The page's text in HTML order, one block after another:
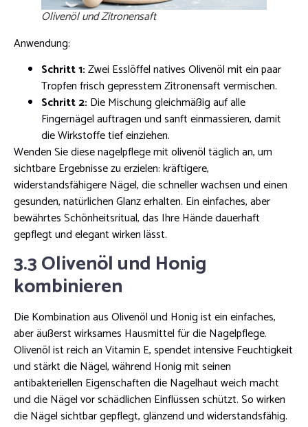
Olivenöl und Zitronensaft
Anwendung:
Schritt 1:Zwei Esslöffel natives Olivenöl mit ein paar
Tropfen frisch gepresstem Zitronensaft vermischen.
Schritt 2: Die Mischung gleichmäßig auf alle
Fingernägel auftragen und sanft einmassieren, damit
die Wirkstoffe tief einziehen.
Wenden Sie diese nagelpflege mit olivenöl täglich an, um
sichtbare Ergebnisse zu erzielen: kräftigere,
widerstandsfähigere Nägel, die schneller wachsen und einen
gesunden, natürlichen Glanz erhalten. Ein einfaches, aber
bewährtes Schönheitsritual, das Ihre Hände dauerhaft
gepflegt und elegant wirken lässt.
3.3 Olivenöl und Honig
kombinieren
Die Kombination aus Olivenöl und Honig ist ein einfaches,
aber äußerst wirksames Hausmittel für die Nagelpflege.
Olivenöl ist reich an Vitamin E, spendet intensive Feuchtigkeit
und stärkt die Nägel, während Honig mit seinen
antibakteriellen Eigenschaften die Nagelhaut weich macht
und die Nägel vor schädlichen Einflüssen schützt. So wirken
die Nägel sichtbar gepflegt, glänzend und widerstandsfähig.